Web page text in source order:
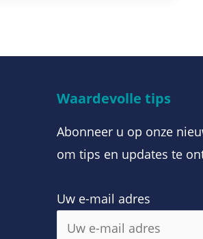
Waardevolle tips
Abonneer u op onze
om tips en updates te
Uw e-mail adres